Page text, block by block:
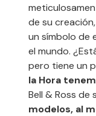
de su
un símbolo de
el mundo.
pero tiene un
la Hora
Bell & Ross de
modelos, al